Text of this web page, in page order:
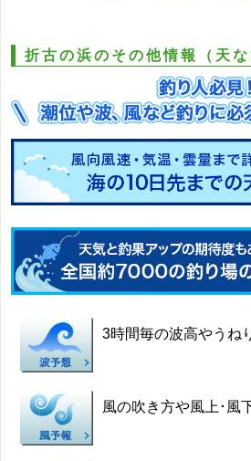
折古の浜のその他情報（天な
3時間毎の波高やうね
風の吹き方や風上･風